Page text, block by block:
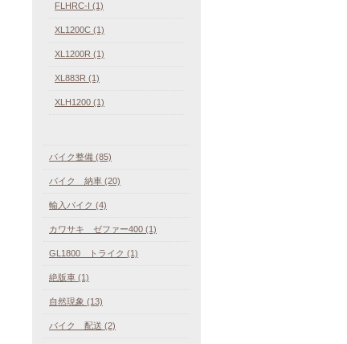
FLHRC-I (1)
XL1200C (1)
XL1200R (1)
XL883R (1)
XLH1200 (1)
バイク整備 (85)
バイク 納車 (20)
輸入バイク (4)
カワサキ ゼファー400 (1)
GL1800 トライク (1)
絶版車 (1)
自然現象 (13)
バイク 配送 (2)